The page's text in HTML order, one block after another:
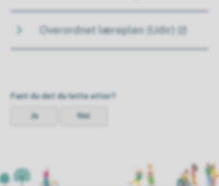
Overordnet læreplan (Udir)
Fant du det du lette etter?
Ja Nei